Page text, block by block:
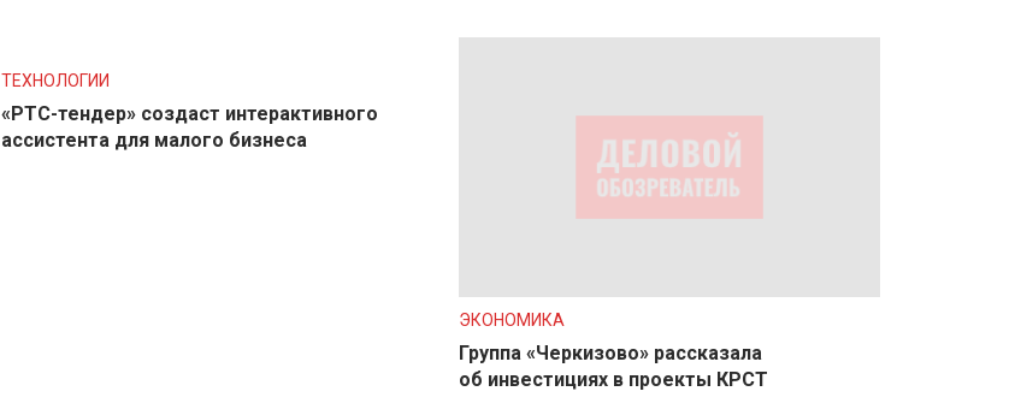
ТЕХНОЛОГИИ
«РТС-тендер» создаст интерактивного
ассистента для малого бизнеса
ЭКОНОМИКА
Группа «Черкизово» рассказала
об инвестициях в проекты КРСТ